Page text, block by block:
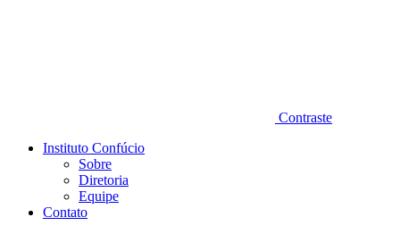
Contraste
Instituto Confúcio
Sobre
Diretoria
Equipe
Contato